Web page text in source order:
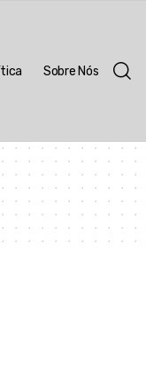
Sobre Nós